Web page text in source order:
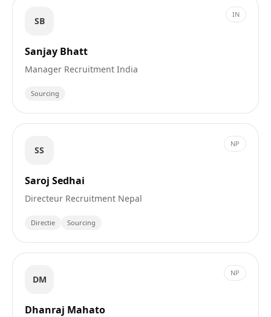
SB
IN
Sanjay Bhatt
Manager Recruitment India
Sourcing
SS
NP
Saroj Sedhai
Directeur Recruitment Nepal
Directie Sourcing
DM
NP
Dhanraj Mahato